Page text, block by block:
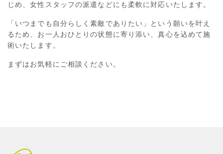
じめ、女性スタッフの派遣などにも柔軟に対応いたします。
「いつまでも自分らしく素敵でありたい」という願いを叶え
るため、お一人おひとりの状態に寄り添い、真心を込めて施
術いたします。
まずはお気軽にご相談ください。